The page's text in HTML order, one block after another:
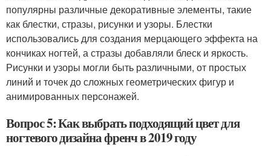
популярны различные декоративные элементы, такие
как блестки, стразы, рисунки и узоры. Блестки
использовались для создания мерцающего эффекта на
кончиках ногтей, а стразы добавляли блеск и яркость.
Рисунки и узоры могли быть различными, от простых
линий и точек до сложных геометрических фигур и
анимированных персонажей.
Вопрос 5: Как выбрать подходящий цвет для
ногтевого дизайна френч в 2019 году